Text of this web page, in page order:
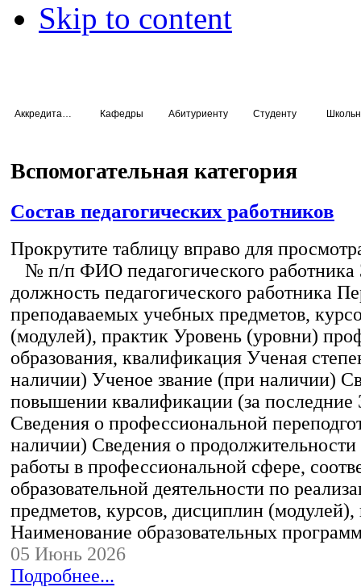
Skip to content
Кафедры Абитуриенту Студенту
Вспомогательная категория
Состав педагогических работников
Прокрутите таблицу вправо для
№ п/п ФИО педагогического работника
должность педагогического работника
преподаваемых учебных предметов,
(модулей), практик Уровень (уровни)
образования, квалификация Ученая
наличии) Ученое звание (при наличии)
повышении квалификации (за последние
Сведения о профессиональной
наличии) Сведения о
работы в профессиональной сфере,
образовательной деятельности по
предметов, курсов, дисциплин (модулей),
Наименование образовательных
05 Июнь 2026
Подробнее...